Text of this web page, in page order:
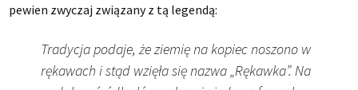
pewien zwyczaj związany z tą legendą:
Tradycja podaje, że ziemię na kopiec noszono w
rękawach i stąd wzięła się nazwa „Rękawka”. Na